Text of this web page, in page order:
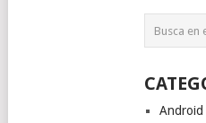
Android